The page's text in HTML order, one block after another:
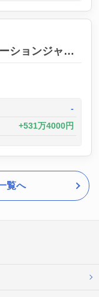
株式会社ホンダセールスオペレーションジャパン
-
531万4000円
覧へ